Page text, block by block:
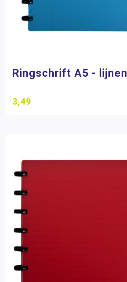
Ringschrift A5 - lijnen
3,49